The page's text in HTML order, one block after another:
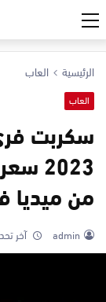
الرئيسية العاب
العاب
من ميديا
admin آخر